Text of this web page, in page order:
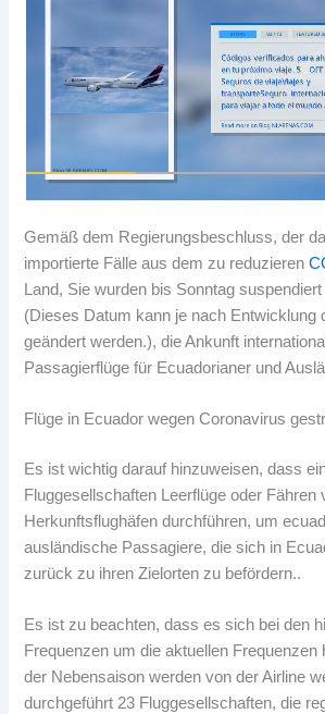
Gemäß dem Regierungsbeschluss, der
importierte Fälle aus dem zu reduzieren
Land, Sie wurden bis Sonntag
(Dieses Datum kann je nach Entwicklung
geändert werden.), die Ankunft
Passagierflüge für Ecuadorianer und
Flüge in Ecuador wegen Coronavirus
Es ist wichtig darauf hinzuweisen, dass
Fluggesellschaften Leerflüge oder Fähren
Herkunftsflughäfen durchführen, um
ausländische Passagiere, die sich in
zurück zu ihren Zielorten zu befördern..
Es ist zu beachten, dass es sich bei den
Frequenzen um die aktuellen Frequenzen
der Nebensaison werden von der Airline
durchgeführt 23 Fluggesellschaften, die